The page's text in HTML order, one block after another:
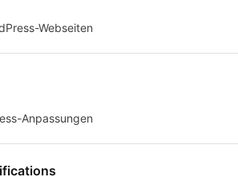
Webseiten
Anpassungen